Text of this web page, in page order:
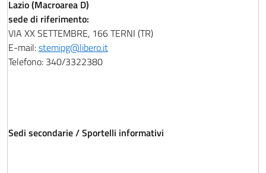
Lazio (Macroarea D)
sede di riferimento:
VIA XX SETTEMBRE, 166 TERNI (TR)
E-mail:stemipg@libero.it
Telefono: 340/3322380
Sedi secondarie / Sportelli informativi